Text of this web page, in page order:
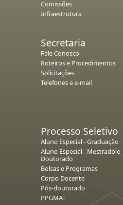
Comissões
Infraestrutura
Secretaria
Fale Conosco
Roteiros e Procedimentos
Solicitações
Telefones e e-mail
Processo Seletivo
Aluno Especial - Graduação
Aluno Especial - Mestrado e
Doutorado
Bolsas e Programas
Corpo Docente
Pós-doutorado
PPGMAT